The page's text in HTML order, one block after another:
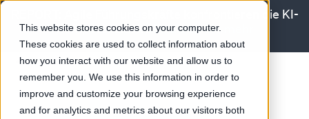
This website stores cookies on your computer.
These cookies are used to collect information about
how you interact with our website and allow us to
remember you. We use this information in order to
improve and customize your browsing experience
and for analytics and metrics about our visitors both
REPORT: Agile Führungskräfte konfrontieren die KI-
Kompetenzlücke Erfahren Sie mehr
Produkt